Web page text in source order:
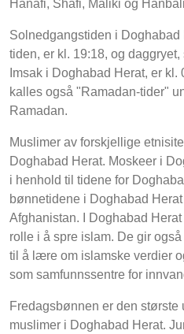
Hanafi, Shafi, Maliki og
Solnedgangstiden i Doghabad
tiden, er kl. 19:18, og
Imsak i Doghabad Herat, er
kalles også "Ramadan-tider"
Ramadan.
Muslimer av forskjellige
Doghabad Herat. Moskeer i
i henhold til tidene for
bønnetidene i Doghabad
Afghanistan. I Doghabad
rolle i å spre islam. De gir
til å lære om islamske verdier
som samfunnssentre for
Fredagsbønnen er den
muslimer i Doghabad Herat.